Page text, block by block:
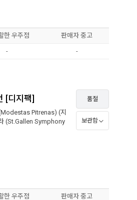
한 우주점 판매자 중고
- -
[디지팩]
Pitrenas) (지
(St.Gallen Symphony
품절
보관함
한 우주점 판매자 중고